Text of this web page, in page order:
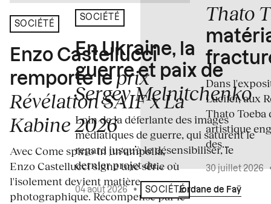
SOCIÉTÉ
Enzo Castellucci
remporte le prix
Révélation SAIF x La
Kabine 2026
Avec Come spirto in un'ampolla,
Enzo Castellucci signe une série où
l'isolement devient matière
photographique. Récompensé par le
SOCIÉTÉ
En Ukraine, la
guerre et paix de
Sergey Melnitchenko
Loin de la déferlante des images
médiatiques de guerre, qui saturent le
regard jusqu’à le désensibiliser, le
dernier projet du...
04 août 2026 • Écrit par Jordane de Faÿ
SOCIÉTÉ
Thato
Dans
Lucifer, aux
Thato Toeba
artistique
des...
30 juillet 2026